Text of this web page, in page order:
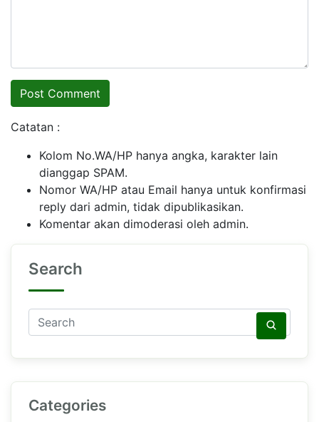
Catatan :
Kolom No.WA/HP hanya angka, karakter lain
dianggap SPAM.
Nomor WA/HP atau Email hanya untuk konfirmasi
reply dari admin, tidak dipublikasikan.
Komentar akan dimoderasi oleh admin.
Search
Categories